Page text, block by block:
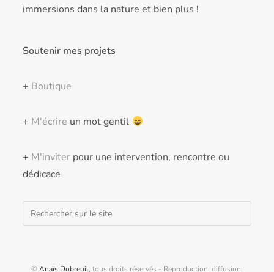
immersions dans la nature et bien plus !
Soutenir mes projets
+ Boutique
+ M'écrire un mot gentil
+ M'inviter pour une intervention, rencontre ou
dédicace
Rechercher
© Anaïs Dubreuil, tous droits réservés - Reproduction, diffusion,